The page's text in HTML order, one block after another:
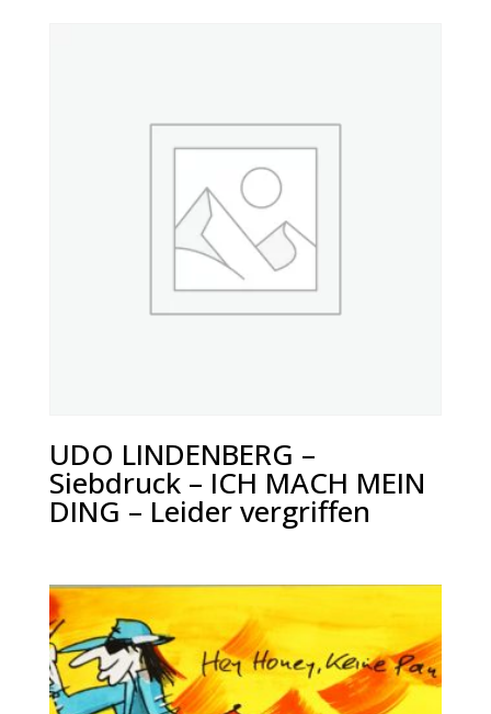
UDO LINDENBERG –
Siebdruck – ICH MACH MEIN
DING – Leider vergriffen